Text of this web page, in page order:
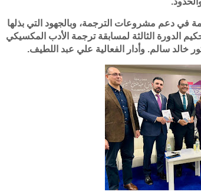
في دعم مشروعات الترجمة، وبالجهود التي بذلها
الدورة الثالثة لمسابقة ترجمة الأدب المكسيكي
خالد سالم. وأدار الفعالية علي عبد اللطيف.